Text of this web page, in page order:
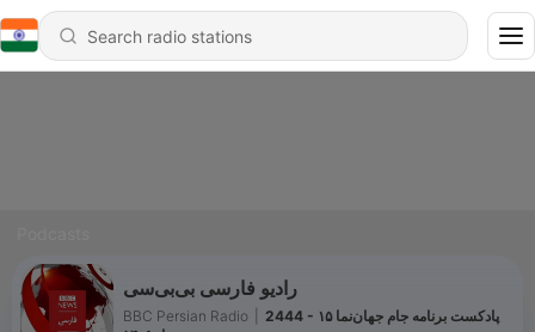
رادیو فارسی بی‌بی‌سی
BBC Persian Radio
2444 - پادکست برنامه جام جهان‌نما ۱۵